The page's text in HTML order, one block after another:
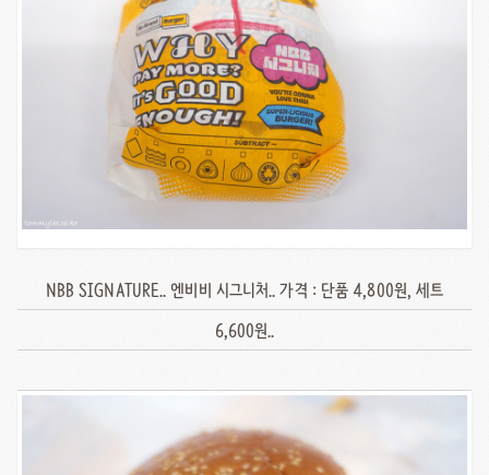
NBB SIGNATURE.. 엔비비 시그니처.. 가격 : 단품 4,800원, 세트
6,600원..